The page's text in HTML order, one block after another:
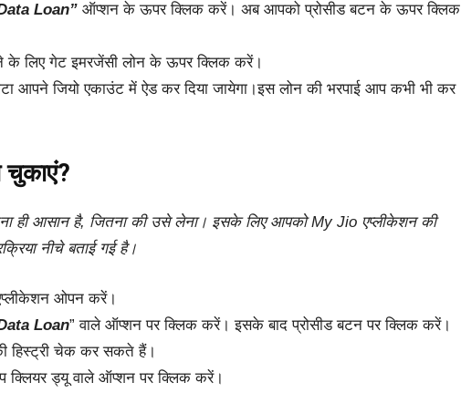
Loan” ऑप्शन के ऊपर क्लिक करें। अब आपको प्रोसीड बटन के ऊपर क्लिक
के लिए गेट इमरजेंसी लोन के ऊपर क्लिक करें।
आपने जियो एकाउंट में ऐड कर दिया जायेगा।इस लोन की भरपाई आप कभी भी कर
चुकाएं?
ही आसान है, जितना की उसे लेना। इसके लिए आपको My Jio एप्लीकेशन की
नीचे बताई गई है।
ओपन करें।
Loan” वाले ऑप्शन पर क्लिक करें। इसके बाद प्रोसीड बटन पर क्लिक करें।
हिस्ट्री चेक कर सकते हैं।
क्लियर ड्यू वाले ऑप्शन पर क्लिक करें।